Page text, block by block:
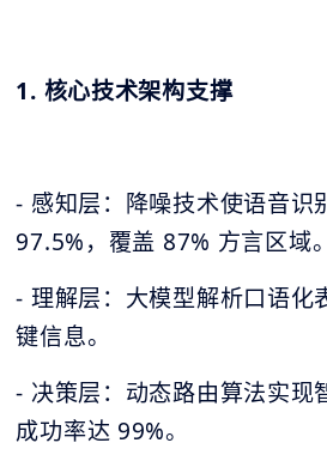
1. 核心技术架构支撑
- 感知层：降噪技术使语音识
97.5%，覆盖 87% 方言区域。
- 理解层：大模型解析口语化
键信息。
- 决策层：动态路由算法实现
成功率达 99%。